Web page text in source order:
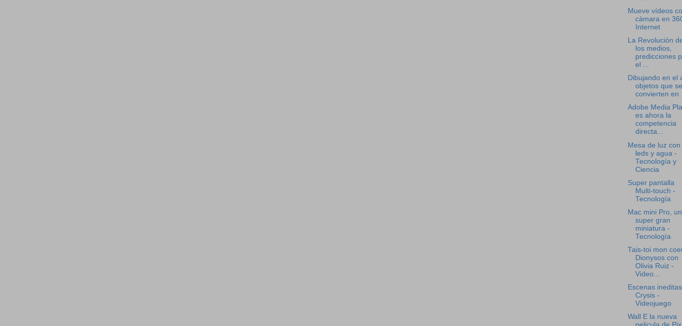
Mueve vídeos
cámara en
Internet
La Revolución
los medios,
predicciones
el ...
Dibujando en el
objetos que se
convierten en
Adobe Media
es ahora la
competencia
directa...
Mesa de luz con
leds y agua -
Tecnología y
Ciencia
Super pantalla
Multi-touch -
Tecnología
Mac mini Pro,
super gran
miniatura -
Tecnología
Tais-toi mon
Dionysos con
Olivia Ruiz -
Video...
Escenas
Crysis -
Videojuego
Wall E la nueva